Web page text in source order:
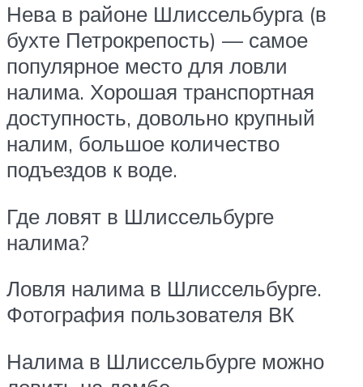
Нева в районе Шлиссельбурга (в
бухте Петрокрепость) — самое
популярное место для ловли
налима. Хорошая транспортная
доступность, довольно крупный
налим, большое количество
подъездов к воде.
Где ловят в Шлиссельбурге
налима?
Ловля налима в Шлиссельбурге.
Фотография пользователя ВК
Налима в Шлиссельбурге можно